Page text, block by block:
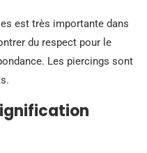
est très importante dans
du respect pour le
Les piercings sont